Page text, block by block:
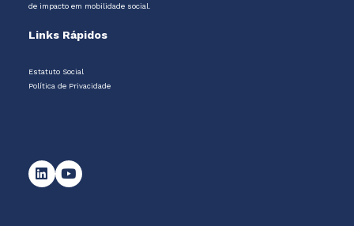
de impacto em mobilidade social.
Links Rápidos
Estatuto Social
Política de Privacidade